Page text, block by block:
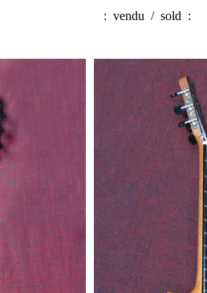
: vendu / sold :